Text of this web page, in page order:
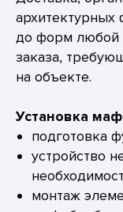
до форм любой
заказа,
на объекте.
Установка
подготовка
устройство
монтаж